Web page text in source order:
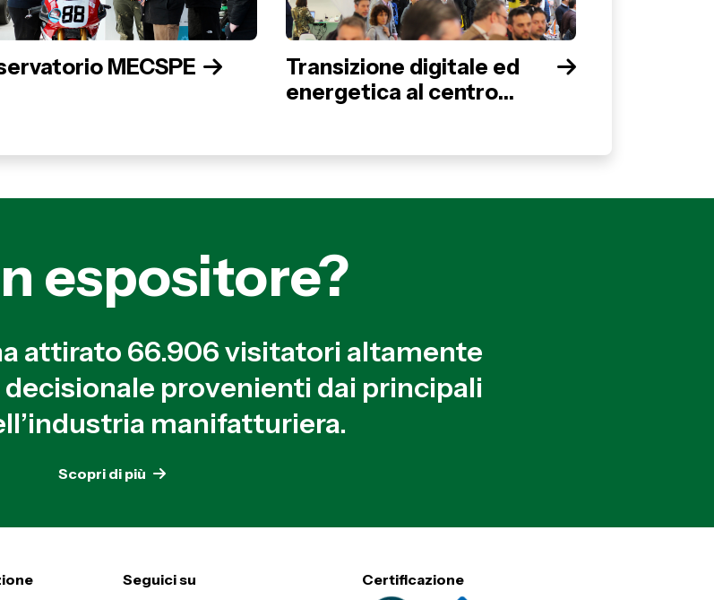
MECSPE
Transizione digitale ed
energetica al centro
espositore?
attirato 66.906 visitatori altamente
provenienti dai principali
manifatturiera.
Scopri di più
Seguici su Certificazione